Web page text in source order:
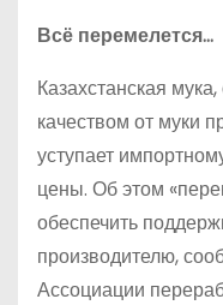
Всё перемелется…
Казахстанская
качеством от муки
уступает
цены. Об этом
обеспечить
производителю,
Ассоциации